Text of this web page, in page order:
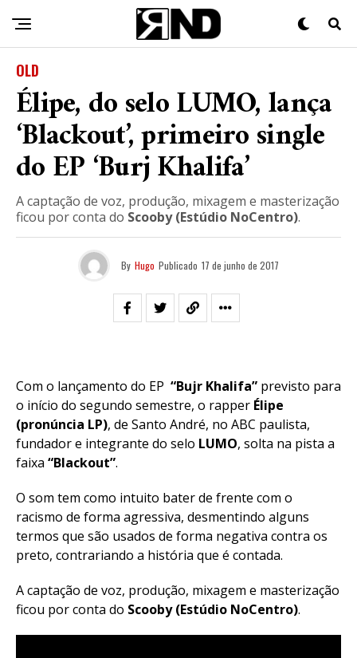
OLD
Élipe, do selo LUMO, lança
‘Blackout’, primeiro single
do EP ‘Burj Khalifa’
A captação de voz, produção, mixagem e masterização
ficou por conta do Scooby (Estúdio NoCentro).
By Hugo Publicado 17 de junho de 2017
Com o lançamento do EP “Bujr Khalifa” previsto para
o início do segundo semestre, o rapper Élipe
(pronúncia LP), de Santo André, no ABC paulista,
fundador e integrante do selo LUMO, solta na pista a
faixa “Blackout”.
O som tem como intuito bater de frente com o
racismo de forma agressiva, desmentindo alguns
termos que são usados de forma negativa contra os
preto, contrariando a história que é contada.
A captação de voz, produção, mixagem e masterização
ficou por conta do Scooby (Estúdio NoCentro).